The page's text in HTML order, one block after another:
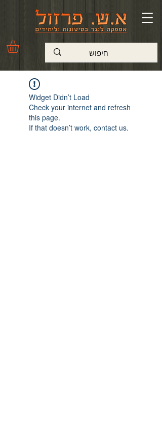
Widget Didn’t Load
Check your internet and refresh
this page.
If that doesn’t work, contact us.